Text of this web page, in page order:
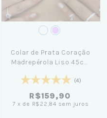
Colar de Prata Coração
Madrepérola Liso 45cm
Sortida
(4)
R$159,90
7 x de R$22,84 sem juros